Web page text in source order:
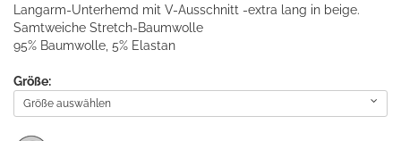
Langarm-Unterhemd mit V-Ausschnitt -extra lang in beige.
Samtweiche Stretch-Baumwolle
95% Baumwolle, 5% Elastan
Größe:
Größe auswählen